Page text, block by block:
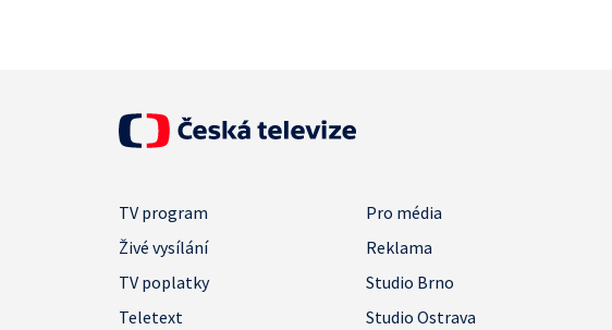
TV program
Pro média
Živé vysílání
Reklama
TV poplatky
Studio Brno
Teletext
Studio Ostrava